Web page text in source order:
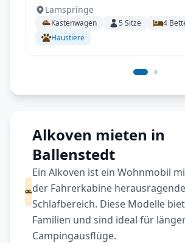
Lamspringe
Kastenwagen 5Sitze 4
Haustiere
Alkoven mieten in
Ballenstedt
Ein Alkoven ist ein Wohnmobil
der Fahrerkabine
Schlafbereich. Diese Modelle
Familien und sind ideal für
Campingausflüge.